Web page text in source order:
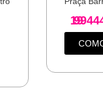
19